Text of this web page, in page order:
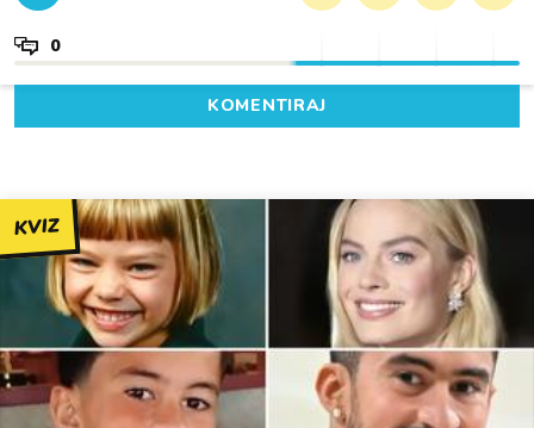
0
KOMENTIRAJ
KVIZ